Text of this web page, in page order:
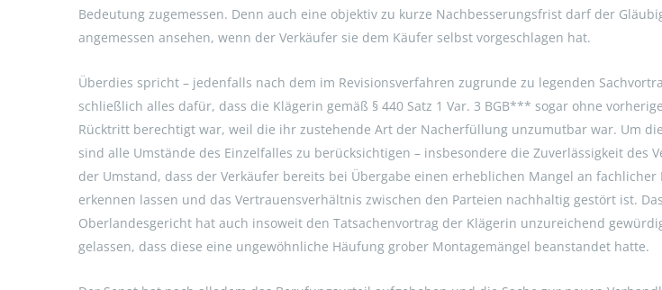
Bedeutung zugemessen. Denn auch eine objektiv zu kurze Nachbesserungsfrist darf der
angemessen ansehen, wenn der Verkäufer sie dem Käufer selbst vorgeschlagen hat.
Überdies spricht – jedenfalls nach dem im Revisionsverfahren zugrunde zu legenden
schließlich alles dafür, dass die Klägerin gemäß § 440 Satz 1 Var. 3 BGB*** sogar ohne
Rücktritt berechtigt war, weil die ihr zustehende Art der Nacherfüllung unzumutbar war. Um
sind alle Umstände des Einzelfalles zu berücksichtigen – insbesondere die Zuverlässigkeit des
der Umstand, dass der Verkäufer bereits bei Übergabe einen erheblichen Mangel an fachlicher
erkennen lassen und das Vertrauensverhältnis zwischen den Parteien nachhaltig gestört ist. Das
Oberlandesgericht hat auch insoweit den Tatsachenvortrag der Klägerin unzureichend
gelassen, dass diese eine ungewöhnliche Häufung grober Montagemängel beanstandet hatte.